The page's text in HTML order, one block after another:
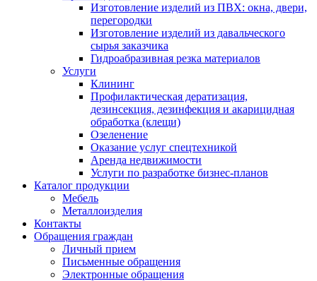
Изготовление изделий из ПВХ: окна, двери,
перегородки
Изготовление изделий из давальческого
сырья заказчика
Гидроабразивная резка материалов
Услуги
Клининг
Профилактическая дератизация,
дезинсекция, дезинфекция и акарицидная
обработка (клещи)
Озеленение
Оказание услуг спецтехникой
Аренда недвижимости
Услуги по разработке бизнес-планов
Каталог продукции
Мебель
Металлоизделия
Контакты
Обращения граждан
Личный прием
Письменные обращения
Электронные обращения